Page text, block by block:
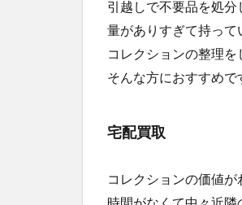
引越しで不要品を処分
量がありすぎて持って
コレクションの整理を
そんな方におすすめで
宅配買取
コレクションの価値が